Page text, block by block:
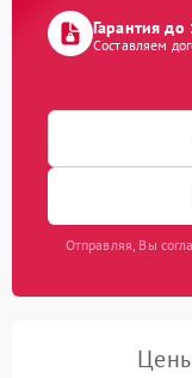
Гарантия до
Составляем
Отправляя, Вы